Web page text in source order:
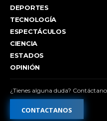
DEPORTES
TECNOLOGÍA
ESPECTÁCULOS
CIENCIA
ESTADOS
OPINIÓN
¿Tienes alguna duda?
CONTACTANOS